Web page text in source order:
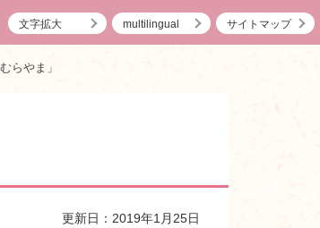
文字拡大 multilingual サイトマップ
らやま」
更新日：2019年1月25日